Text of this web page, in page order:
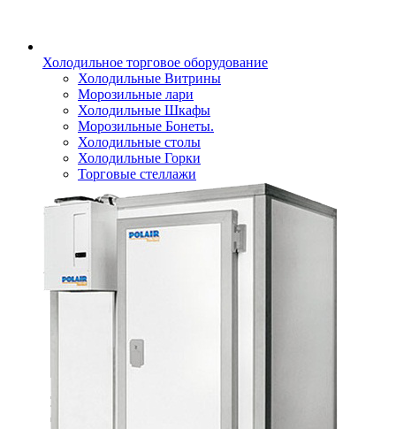
Холодильное торговое оборудование
Холодильные Витрины
Морозильные лари
Холодильные Шкафы
Морозильные Бонеты.
Холодильные столы
Холодильные Горки
Торговые стеллажи